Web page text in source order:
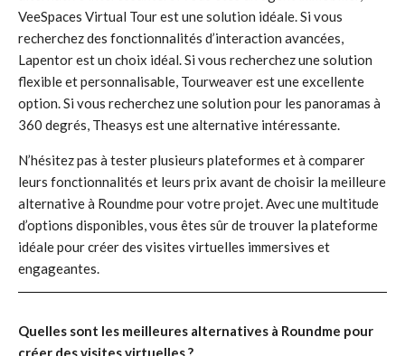
VeeSpaces Virtual Tour est une solution idéale. Si vous
recherchez des fonctionnalités d’interaction avancées,
Lapentor est un choix idéal. Si vous recherchez une solution
flexible et personnalisable, Tourweaver est une excellente
option. Si vous recherchez une solution pour les panoramas à
360 degrés, Theasys est une alternative intéressante.
N’hésitez pas à tester plusieurs plateformes et à comparer
leurs fonctionnalités et leurs prix avant de choisir la meilleure
alternative à Roundme pour votre projet. Avec une multitude
d’options disponibles, vous êtes sûr de trouver la plateforme
idéale pour créer des visites virtuelles immersives et
engageantes.
Quelles sont les meilleures alternatives à Roundme pour
créer des visites virtuelles ?